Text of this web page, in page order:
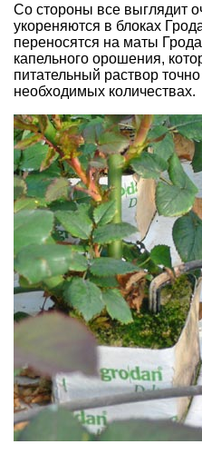
Со стороны все выглядит
укореняются в блоках
переносятся на маты
капельного орошения,
питательный раствор
необходимых количествах.